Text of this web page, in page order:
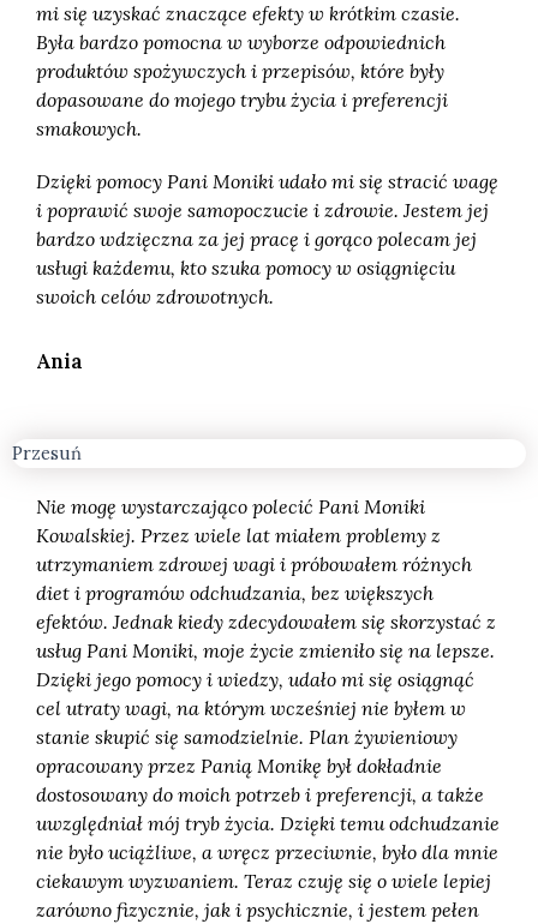
mi się uzyskać znaczące efekty w krótkim czasie.
Była bardzo pomocna w wyborze odpowiednich
produktów spożywczych i przepisów, które były
dopasowane do mojego trybu życia i preferencji
smakowych.
Dzięki pomocy Pani Moniki udało mi się stracić wagę
i poprawić swoje samopoczucie i zdrowie. Jestem jej
bardzo wdzięczna za jej pracę i gorąco polecam jej
usługi każdemu, kto szuka pomocy w osiągnięciu
swoich celów zdrowotnych.
Ania
Przesuń
Nie mogę wystarczająco polecić Pani Moniki
Kowalskiej. Przez wiele lat miałem problemy z
utrzymaniem zdrowej wagi i próbowałem różnych
diet i programów odchudzania, bez większych
efektów. Jednak kiedy zdecydowałem się skorzystać z
usług Pani Moniki, moje życie zmieniło się na lepsze.
Dzięki jego pomocy i wiedzy, udało mi się osiągnąć
cel utraty wagi, na którym wcześniej nie byłem w
stanie skupić się samodzielnie. Plan żywieniowy
opracowany przez Panią Monikę był dokładnie
dostosowany do moich potrzeb i preferencji, a także
uwzględniał mój tryb życia. Dzięki temu odchudzanie
nie było uciążliwe, a wręcz przeciwnie, było dla mnie
ciekawym wyzwaniem. Teraz czuję się o wiele lepiej
zarówno fizycznie, jak i psychicznie, i jestem pełen